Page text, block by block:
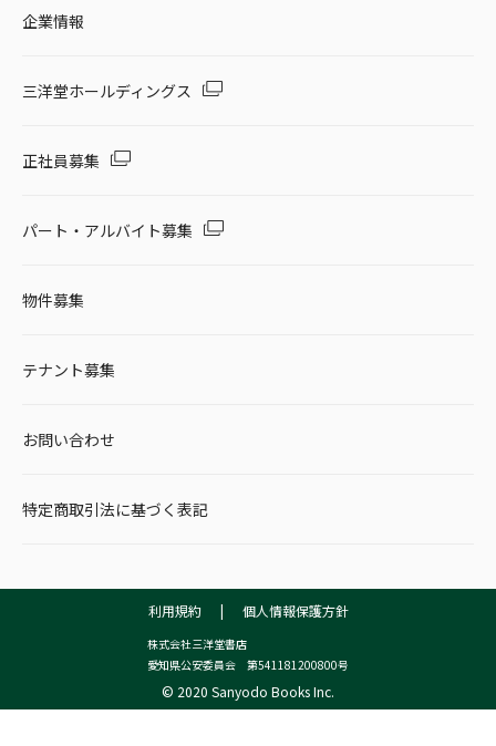
企業情報
三洋堂ホールディングス
正社員募集
パート・アルバイト募集
物件募集
テナント募集
お問い合わせ
特定商取引法に基づく表記
利用規約 | 個人情報保護方針
株式会社三洋堂書店
愛知県公安委員会 第541181200800号
© 2020 Sanyodo Books Inc.